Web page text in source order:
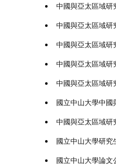
中國與亞太區域研
中國與亞太區域研
中國與亞太區域研
中國與亞太區域研
中國與亞太區域研
國立中山大學中國
中國與亞太區域研
國立中山大學研究
國立中山大學論文